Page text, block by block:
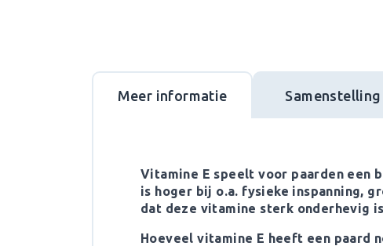
Meer informatie Samenstelling
Vitamine E speelt voor paarden een
is hoger bij o.a. fysieke inspanning,
dat deze vitamine sterk onderhevig
Hoeveel vitamine E heeft een paard